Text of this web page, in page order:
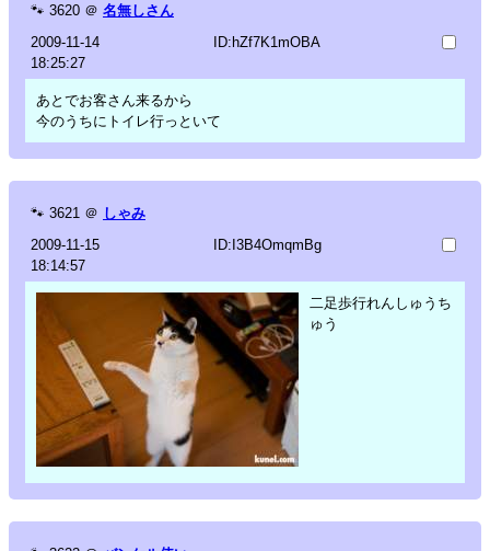
🐾 3620 ＠ 名無しさん
2009-11-14
18:25:27
ID:hZf7K1mOBA
あとでお客さん来るから
今のうちにトイレ行っといて
🐾 3621 ＠ しゃみ
2009-11-15
18:14:57
ID:I3B4OmqmBg
二足歩行れんしゅうち
ゅう